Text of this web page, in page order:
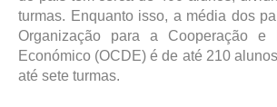
turmas. Enquanto isso, a média dos
Organização para a Cooperação e
Económico (OCDE) é de até 210
até sete turmas.